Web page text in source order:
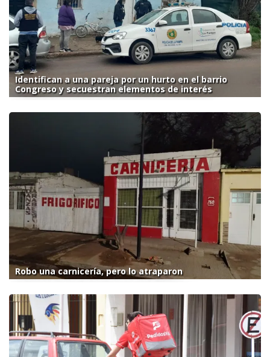
Identifican a una pareja por un hurto en el barrio
Congreso y secuestran elementos de interés
Robo una carnicería, pero lo atraparon